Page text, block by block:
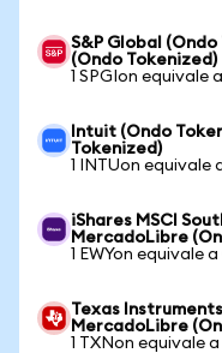
S&P Global
(Ondo Tokenized)
1 SPGIon equivale
Intuit (Ondo
Tokenized)
1 INTUon equivale
iShares MSCI
MercadoLibre
1 EWYon equivale
Texas
MercadoLibre
1 TXNon equivale